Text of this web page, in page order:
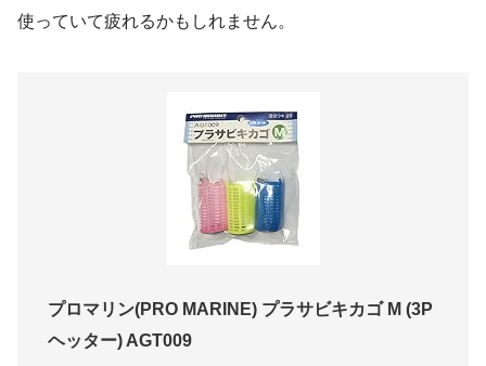
使っていて疲れるかもしれません。
プロマリン(PRO MARINE) プラサビキカゴ M (3P
ヘッター) AGT009